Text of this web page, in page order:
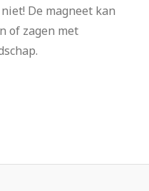
De magneet kan
of zagen met